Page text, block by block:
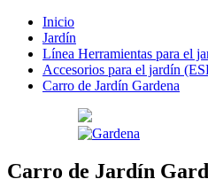
Inicio
Jardín
Línea Herramientas para el
Accesorios para el jardín
Carro de Jardín Gardena
Carro de Jardín